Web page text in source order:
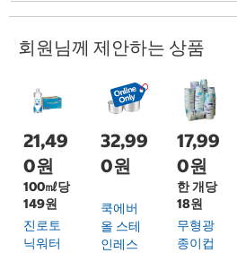
회원님께 제안하는 상품
21,49
0원
100㎖당
149원
진로토
닉워터
32,99
0원
쿡에버
올 스테
인레스
17,99
0원
한 개당
18원
무형광
종이컵